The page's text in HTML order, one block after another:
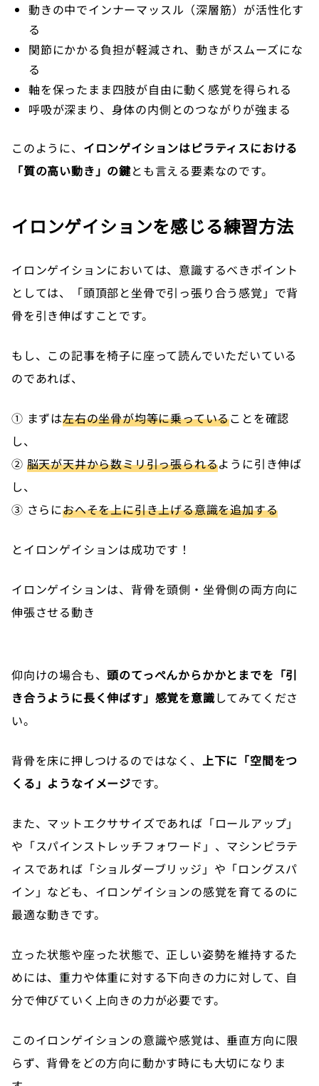
動きの中でインナーマッスル（深層筋）が活性化す
る
関節にかかる負担が軽減され、動きがスムーズにな
る
軸を保ったまま四肢が自由に動く感覚を得られる
呼吸が深まり、身体の内側とのつながりが強まる
このように、 イロンゲイションはピラティスにおける
「質の高い動き」の鍵とも言える要素なのです。
イロンゲイションを感じる練習方法
イロンゲイションにおいては、意識するべきポイント
としては、「頭頂部と坐骨で引っ張り合う感覚」で背
骨を引き伸ばすことです。
もし、この記事を椅子に座って読んでいただいている
のであれば、
① まずは左右の坐骨が均等に乗っていることを確認
し、
② 脳天が天井から数ミリ引っ張られるように引き伸ば
し、
③ さらにおへそを上に引き上げる意識を追加する
とイロンゲイションは成功です！
イロンゲイションは、背骨を頭側・坐骨側の両方向に
伸張させる動き
仰向けの場合も、頭のてっぺんからかかとまでを「引
き合うように長く伸ばす」感覚を意識してみてくださ
い。
背骨を床に押しつけるのではなく、 上下に「空間をつ
くる」ようなイメージです。
また、マットエクササイズであれば「ロールアップ」
や「スパインストレッチフォワード」、マシンピラテ
ィスであれば「ショルダーブリッジ」や「ロングスパ
イン」なども、イロンゲイションの感覚を育てるのに
最適な動きです。
立った状態や座った状態で、正しい姿勢を維持するた
めには、重力や体重に対する下向きの力に対して、自
分で伸びていく上向きの力が必要です。
このイロンゲイションの意識や感覚は、垂直方向に限
らず、背骨をどの方向に動かす時にも大切になりま